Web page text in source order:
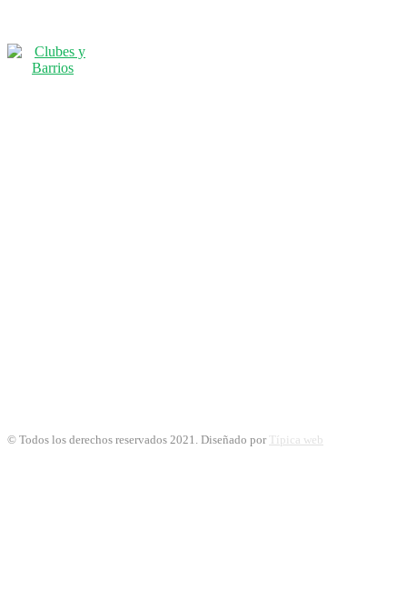
© Todos los derechos reservados 2021. Diseñado por Típica web